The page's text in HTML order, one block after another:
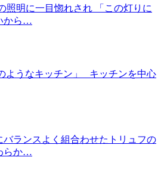
照明に一目惚れされ 「この灯りに
から…
ようなキッチン」 キッチンを中心
ランスよく組合わせたトリュフの
らか…